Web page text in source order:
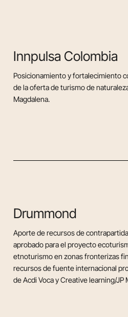
Innpulsa Colombia
Posicionamiento y fortalecimiento
de la oferta de turismo de
Magdalena.
Drummond
Aporte de recursos de
aprobado para el proyecto
etnoturismo en zonas fronterizas
recursos de fuente internacional
de Acdi Voca y Creative learning/JP